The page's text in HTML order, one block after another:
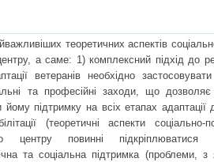
теоретичних аспектів
центру, а саме: 1) комплексний підхід до
ветеранів необхідно
та професійні заходи, що
йому підтримку на всіх етапах
(теоретичні аспекти соціально-
центру повинні підкріплюватися
та соціальна підтримка (проблеми,